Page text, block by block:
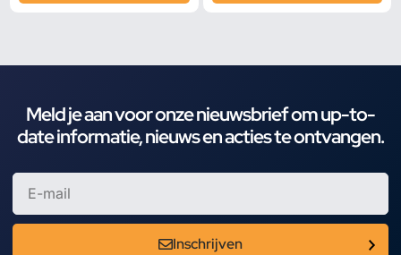
Meld je aan voor onze nieuwsbrief om up-to-
date informatie, nieuws en acties te ontvangen.
Inschrijven